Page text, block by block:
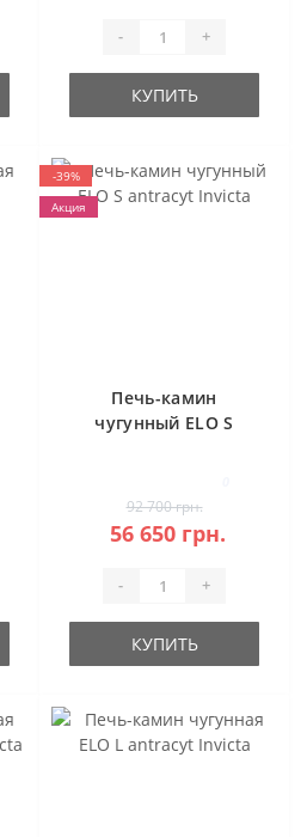
- +
КУПИТЬ
-39%
Акция
Печь-камин
чугунный ELO S
92 700 грн.
56 650 грн.
- +
КУПИТЬ